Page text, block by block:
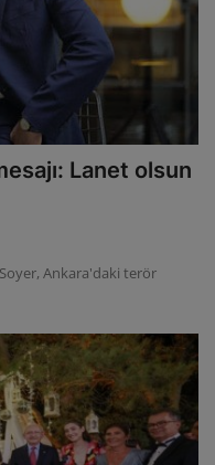
Lanet olsun
Ankara'daki terör